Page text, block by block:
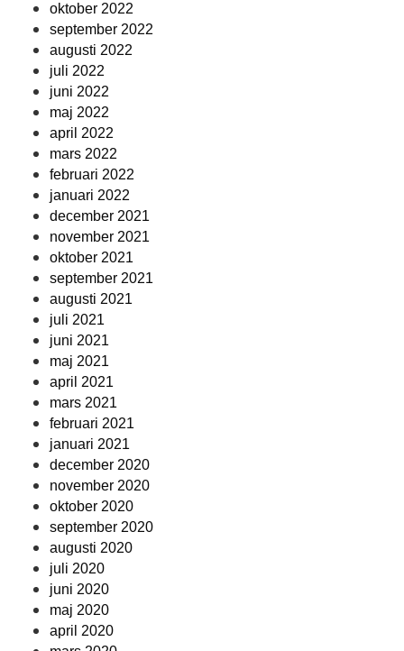
oktober 2022
september 2022
augusti 2022
juli 2022
juni 2022
maj 2022
april 2022
mars 2022
februari 2022
januari 2022
december 2021
november 2021
oktober 2021
september 2021
augusti 2021
juli 2021
juni 2021
maj 2021
april 2021
mars 2021
februari 2021
januari 2021
december 2020
november 2020
oktober 2020
september 2020
augusti 2020
juli 2020
juni 2020
maj 2020
april 2020